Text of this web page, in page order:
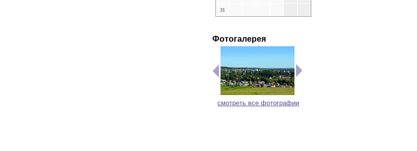
31
Фотогалерея
смотреть все фотографии